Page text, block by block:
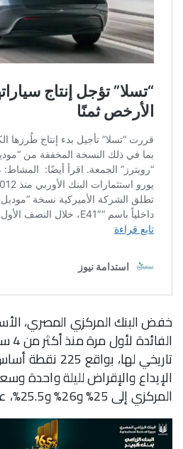
خفض البنك المركزي المصري،
تاريخي لها،
الإيداع والإقراض لليلة واحدة
المركزي إلى 25% و26% و25.5%، على الترتيب.